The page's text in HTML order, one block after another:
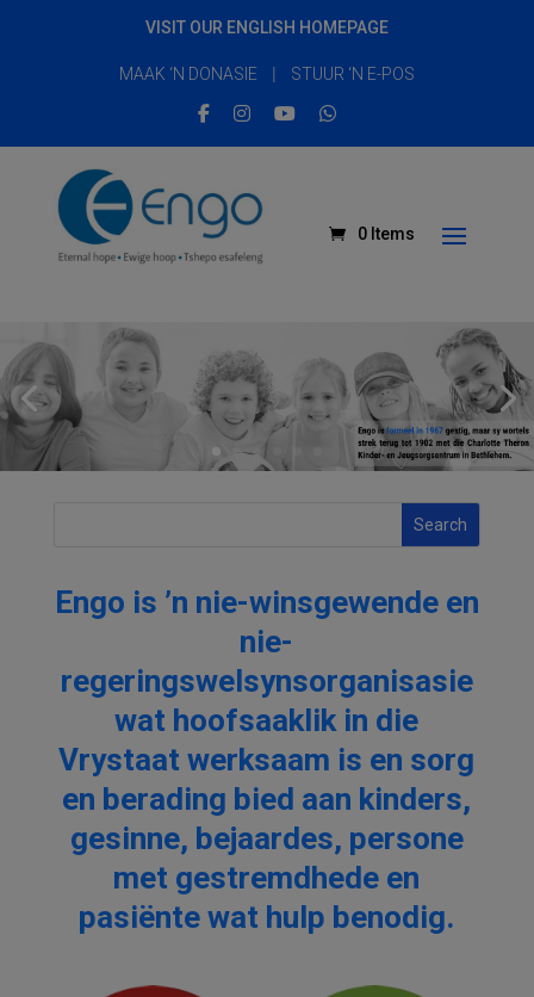
VISIT OUR ENGLISH HOMEPAGE
MAAK ‘N DONASIE | STUUR ‘N E-POS
0 Items
Engo is ’n nie-winsgewende en
nie-
regeringswelsynsorganisasie
wat hoofsaaklik in die
Vrystaat werksaam is en sorg
en berading bied aan kinders,
gesinne, bejaardes, persone
met gestremdhede en
pasiënte wat hulp benodig.